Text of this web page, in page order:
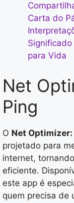
Carta do
para Vida
Net
Ping
O Net
projetado para
internet,
eficiente.
este app é
quem precisa de